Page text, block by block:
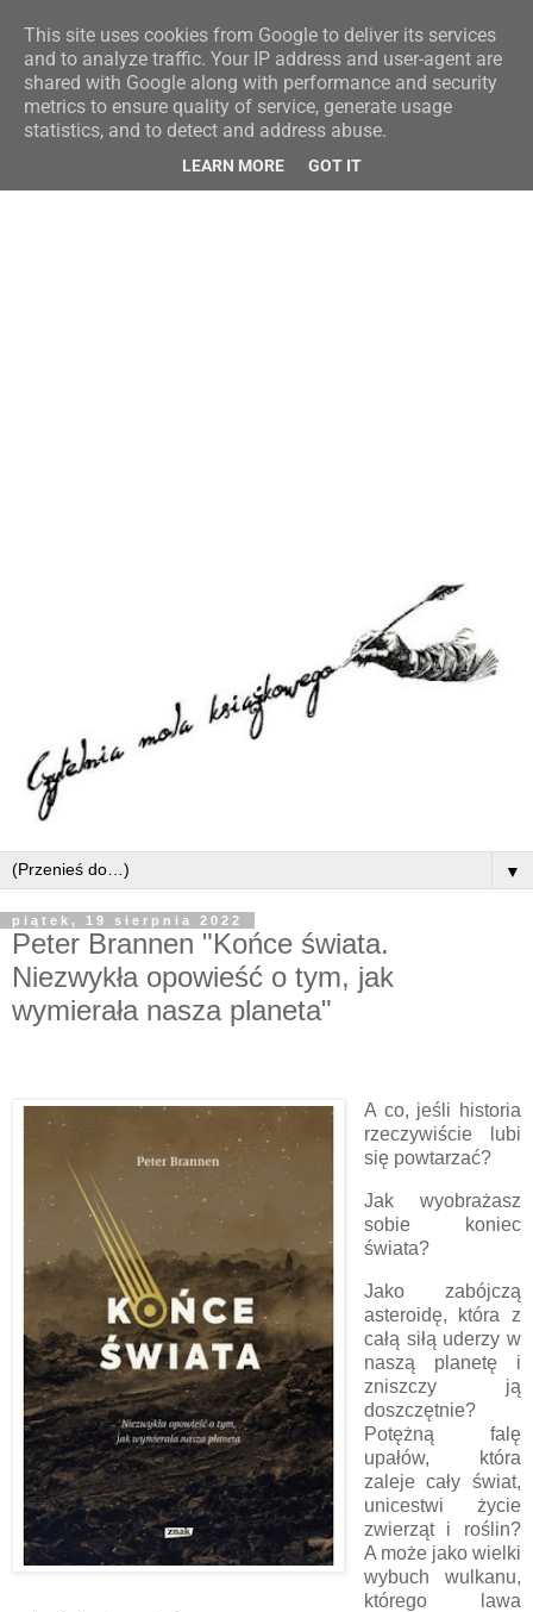
▼
piątek, 19 sierpnia 2022
Peter Brannen "Końce świata.
Niezwykła opowieść o tym, jak
wymierała nasza planeta"
A co, jeśli historia
rzeczywiście lubi
się powtarzać?
Jak wyobrażasz
sobie koniec
świata?
Jako zabójczą
asteroidę, która z
całą siłą uderzy w
naszą planetę i
zniszczy ją
doszczętnie?
Potężną falę
upałów, która
zaleje cały świat,
unicestwi życie
zwierząt i roślin?
A może jako wielki
wybuch wulkanu,
którego lawa
This site uses cookies from Google to deliver its services
and to analyze traffic. Your IP address and user-agent are
shared with Google along with performance and security
metrics to ensure quality of service, generate usage
statistics, and to detect and address abuse.
LEARN MORE GOT IT